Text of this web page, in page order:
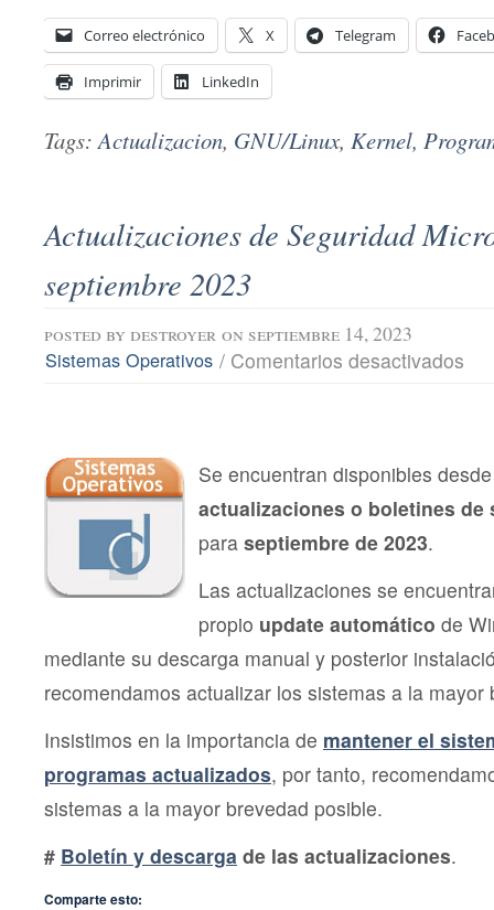
Correo electrónico X Telegram
Imprimir LinkedIn
Tags:Actualizacion, GNU/Linux, Kernel,
Actualizaciones de Seguridad
septiembre 2023
posted by destroyer on septiembre 14, 2023
Sistemas Operativos / Comentarios desactivados
2023
Se encuentran disponibles
actualizaciones o boletines de
para septiembre de 2023.
Las actualizaciones se
propio update automático de
mediante su descarga manual y posterior
recomendamos actualizar los sistemas a la mayor
Insistimos en la importancia de mantener el
programas actualizados, por tanto,
sistemas a la mayor brevedad posible.
# Boletín y descarga de las actualizaciones.
Comparte esto: